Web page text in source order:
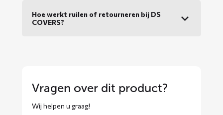
Hoe werkt ruilen of retourneren bij DS
COVERS?
Vragen over dit product?
Wij helpen u graag!